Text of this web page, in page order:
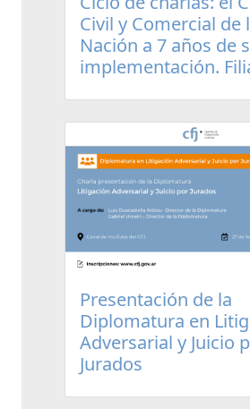
Civil y Comercial de
Nación a 7 años de
implementación.
Presentación de la
Diplomatura en
Adversarial y Juicio
Jurados